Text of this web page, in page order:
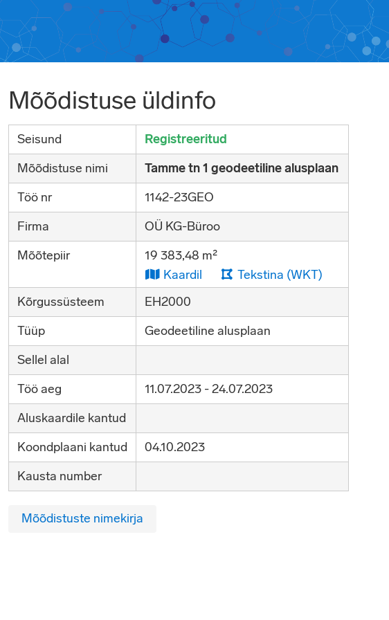
Mõõdistuse üldinfo
Seisund
Registreeritud
Mõõdistuse nimi
Tamme tn 1 geodeetiline alusplaan
Töö nr
1142-23GEO
Firma
OÜ KG-Büroo
Mõõtepiir
19 383,48 m²
Kaardil
Tekstina (WKT)
Kõrgussüsteem
EH2000
Tüüp
Geodeetiline alusplaan
Sellel alal
Töö aeg
11.07.2023 - 24.07.2023
Aluskaardile kantud
Koondplaani kantud
04.10.2023
Kausta number
Mõõdistuste nimekirja